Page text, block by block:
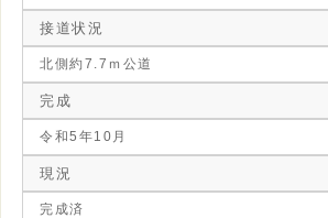
接道状況
北側約7.7ｍ公道
完成
令和5年10月
現況
完成済